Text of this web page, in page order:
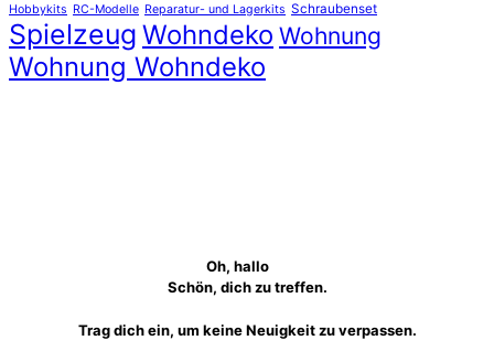
Hobbykits RC-Modelle Reparatur- und Lagerkits Schraubenset
Spielzeug Wohndeko Wohnung
Wohnung Wohndeko
Oh, hallo
Schön, dich zu treffen.
Trag dich ein, um keine Neuigkeit zu verpassen.